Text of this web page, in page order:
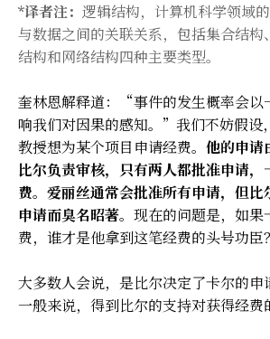
*译者注： 逻辑结构，计算机科学领域
与数据之间的关联关系，包括集合结构
结构和网络结构四种主要类型。
奎林恩解释道：“事件的发生概率会以
响我们对因果的感知。”我们不妨假设
教授想为某个项目申请经费。 他的申请
比尔负责审核，只有两人都批准申请，
费。爱丽丝通常会批准所有申请，但
申请而臭名昭著。现在的问题是，如果
费，谁才是他拿到这笔经费的头号功臣？
大多数人会说，是比尔决定了卡尔的申
一般来说，得到比尔的支持对获得经费